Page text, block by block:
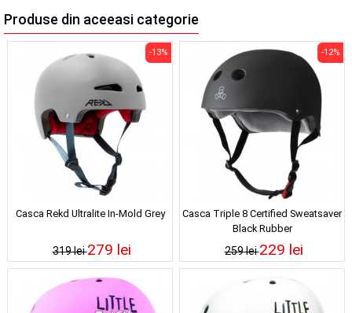
Produse din aceeasi categorie
Casca Rekd Ultralite In-Mold Grey
319 lei
-13%
279 lei
Casca Triple 8 Certified Sweatsaver
Black Rubber
259 lei
-12%
229 lei